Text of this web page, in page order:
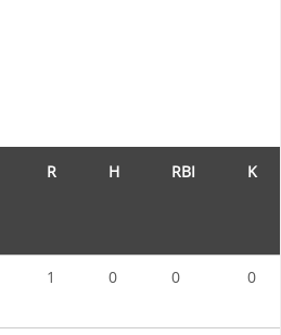
R H RBI K
1 0 0 0